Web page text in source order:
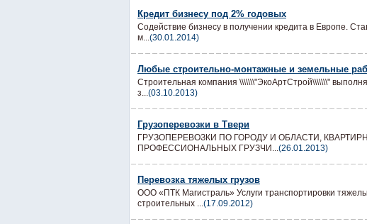
Кредит бизнесу под 2% годовых
Содействие бизнесу в получении кредита в Европе.
м...(30.01.2014)
Любые строительно-монтажные и земельные
Строительная компания \\\\\\\"ЭкоАртСтрой\\\\\\\"
з...(03.10.2013)
Грузоперевозки в Твери
ГРУЗОПЕРЕВОЗКИ ПО ГОРОДУ И ОБЛАСТИ,
ПРОФЕССИОНАЛЬНЫХ ГРУЗЧИ...(26.01.2013)
Перевозка тяжелых грузов
ООО «ПТК Магистраль» Услуги транспортировки
строительных ...(17.09.2012)